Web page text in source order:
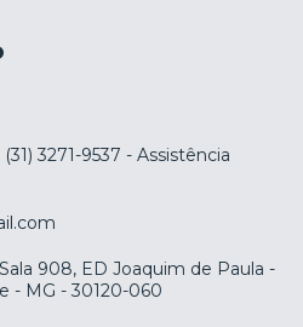
3271-9537 - Assistência
908, ED Joaquim de Paula -
- MG - 30120-060